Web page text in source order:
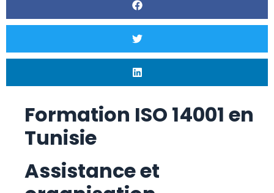
Formation ISO 14001 en
Tunisie
Assistance et